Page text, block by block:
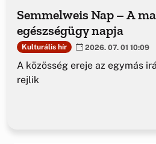
Semmelweis Nap – A
egészségügy napja
Kulturális hír 2026. 07. 01 10:09
A közösség ereje az egymás
rejlik